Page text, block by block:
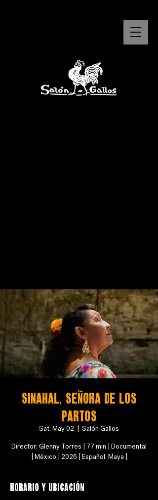
SINAHAL, SEÑORA DE LOS
PARTOS
Sat, May 02
Salón Gallos
Director: Glenny Torres | 77 min | Documental
| México | 2026 | Español, Maya |
Horario y ubicación